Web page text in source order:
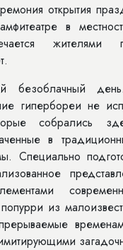
открытия
в
жителями
безоблачный
гипербореи не
собрались
в
Специально
из